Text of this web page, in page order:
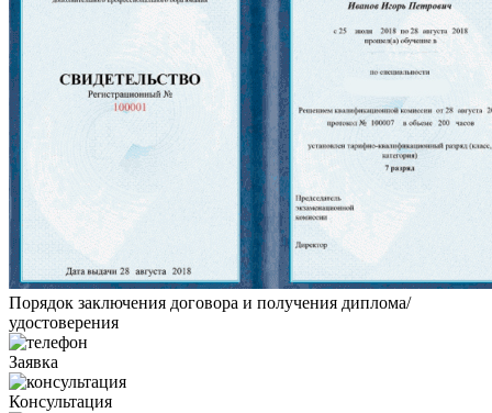
Порядок заключения договора и получения диплома/
удостоверения
Заявка
Консультация